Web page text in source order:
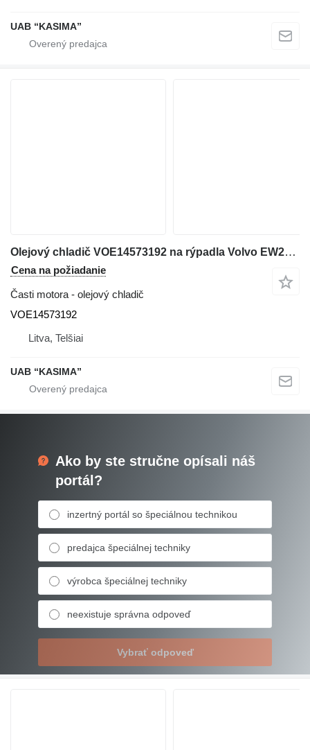
UAB “KASIMA”
Olejový chladič VOE14573192 na rýpadla Volvo EW230C
Cena na požiadanie
Časti motora - olejový chladič
VOE14573192
Litva, Telšiai
UAB “KASIMA”
Ako by ste stručne opísali náš
portál?
inzertný portál so špeciálnou technikou
predajca špeciálnej techniky
výrobca špeciálnej techniky
neexistuje správna odpoveď
Vybrať odpoveď